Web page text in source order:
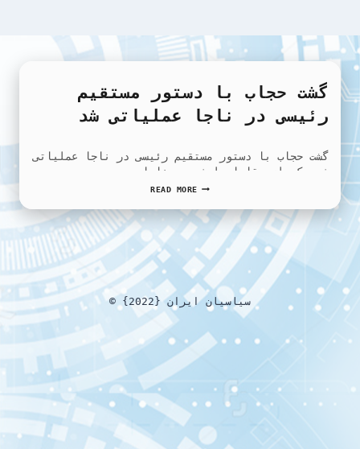
گشت حجاب با دستور مستقیم
رئیسی در ناجا عملیاتی شد
گشت حجاب با دستور مستقیم رئیسی در ناجا عملیاتی
شد یکی از مقامات ارشد در ناجا…
READ MOREگشت
با
دستور
مستقیم
رئیسی
در
ناجا
عملیاتی
شد
© {2022} سیاسیان ایران